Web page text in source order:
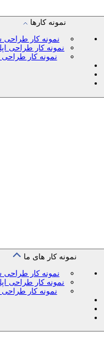
نمونه کارها
نمونه کار
نمونه کار طراحی
نمونه کار طراحی
نمونه کار های ما
نمونه کار
نمونه کار طراحی
نمونه کار طراحی